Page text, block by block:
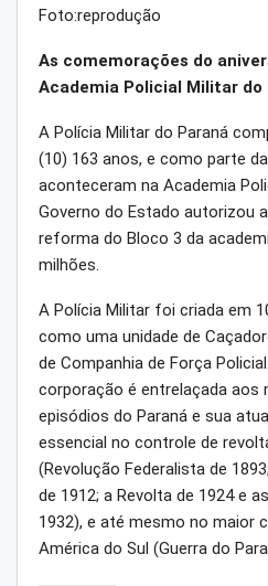
Foto:reprodução
As comemorações do
Academia Policial Militar do
A Polícia Militar do Paraná
(10) 163 anos, e como parte
aconteceram na Academia
Governo do Estado autorizou
reforma do Bloco 3 da
milhões.
A Polícia Militar foi criada em
como uma unidade de
de Companhia de Força
corporação é entrelaçada aos
episódios do Paraná e sua
essencial no controle de
(Revolução Federalista de
de 1912; a Revolta de 1924 e
1932), e até mesmo no maior
América do Sul (Guerra do